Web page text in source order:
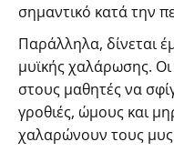
σημαντικό κατά την
Παράλληλα, δίνεται
μυϊκής χαλάρωσης.
στους μαθητές να
γροθιές, ώμους και
χαλαρώνουν τους